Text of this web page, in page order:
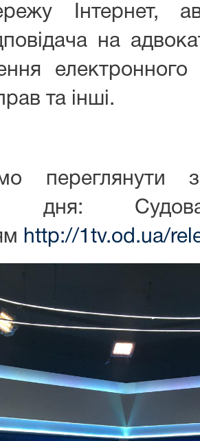
Інтернет,
на
та інші.
переглянути
дня:
http://1tv.od.ua/